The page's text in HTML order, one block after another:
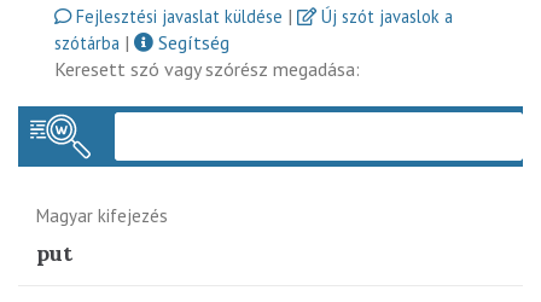
Fejlesztési javaslat küldése |
Új szót javaslok a
szótárba |
Segítség
Keresett szó vagy szórész megadása:
Magyar kifejezés
put